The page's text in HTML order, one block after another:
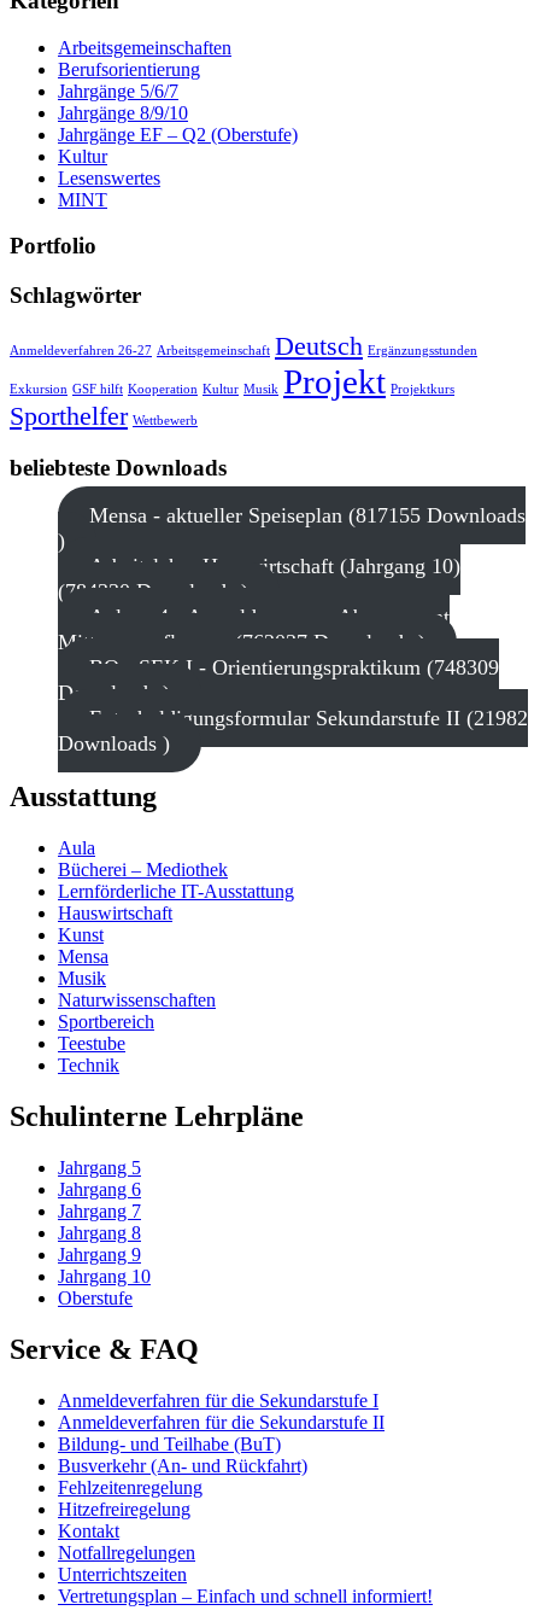
Arbeitsgemeinschaften
Berufsorientierung
Jahrgänge 5/6/7
Jahrgänge 8/9/10
Jahrgänge EF – Q2 (Oberstufe)
Kultur
Lesenswertes
MINT
Portfolio
Schlagwörter
Anmeldeverfahren 26-27 Arbeitsgemeinschaft Deutsch Ergänzungsstunden
Exkursion GSF hilft Kooperation Kultur Musik Projekt Projektkurs
Sporthelfer Wettbewerb
beliebteste Downloads
Mensa - aktueller Speiseplan (817155 Downloads
)
Arbeitslehre Hauswirtschaft (Jahrgang 10)
(784330 Downloads )
Anlage 4 - Anmeldung zum Abonnement
Mittagsverpflegung (762037 Downloads )
BO - SEK I - Orientierungspraktikum (748309
Downloads )
Entschuldigungsformular Sekundarstufe II (21982
Downloads )
Ausstattung
Aula
Bücherei – Mediothek
Lernförderliche IT-Ausstattung
Hauswirtschaft
Kunst
Mensa
Musik
Naturwissenschaften
Sportbereich
Teestube
Technik
Schulinterne Lehrpläne
Jahrgang 5
Jahrgang 6
Jahrgang 7
Jahrgang 8
Jahrgang 9
Jahrgang 10
Oberstufe
Service & FAQ
Anmeldeverfahren für die Sekundarstufe I
Anmeldeverfahren für die Sekundarstufe II
Bildung- und Teilhabe (BuT)
Busverkehr (An- und Rückfahrt)
Fehlzeitenregelung
Hitzefreiregelung
Kontakt
Notfallregelungen
Unterrichtszeiten
Vertretungsplan – Einfach und schnell informiert!